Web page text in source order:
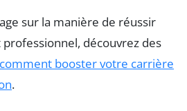
sur la manière de réussir
découvrez des
comment booster votre carrière
.